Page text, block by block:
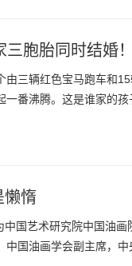
胞胎同时结婚
由三辆红色宝马跑车和
一番沸腾。这是谁家的
懒惰
中国艺术研究院中国油
中国油画学会副主席，